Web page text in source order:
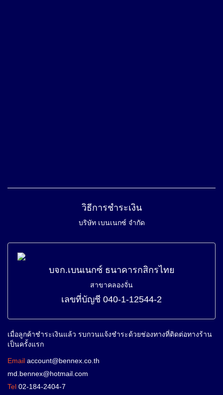
วิธีการชำระเงิน
บริษัท เบนเนกซ์ จำกัด
บจก.เบนเนกซ์ ธนาคารกสิกรไทย
สาขาคลองจั่น
เลขที่บัญชี 040-1-12544-2
เมื่อลูกค้าชำระเงินแล้ว รบกวนแจ้งชำระด้วยช่องทางที่ติดต่อทางร้าน
เป็นครั้งแรก
Email account@bennex.co.th
md.bennex@hotmail.com
Tel 02-184-2404-7